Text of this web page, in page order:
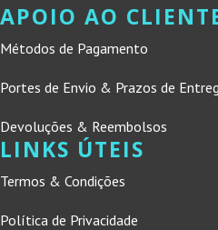
APOIO AO
Métodos de Pagamento
Portes de Envio & Prazos de
Devoluções & Reembolsos
LINKS ÚTEIS
Termos & Condições
Política de Privacidade